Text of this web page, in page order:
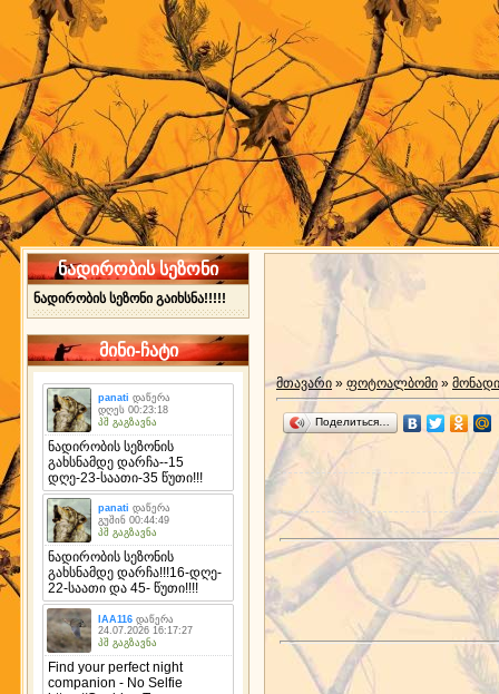
ნადირობის სეზონი
ნადირობის სეზონი გაიხსნა!!!!!
მინი-ჩატი
მთავარი » ფოტოალბომი »
Поделиться…